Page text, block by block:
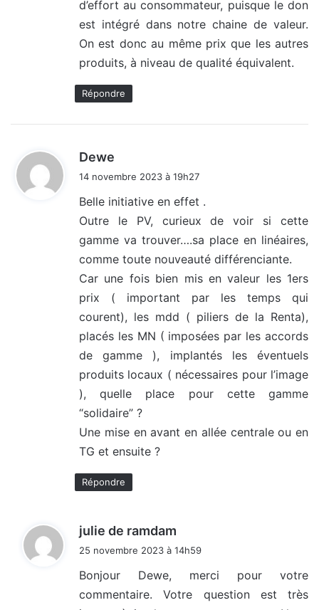
d’effort au consommateur, puisque le don
est intégré dans notre chaine de valeur.
On est donc au même prix que les autres
produits, à niveau de qualité équivalent.
Répondre
Dewe
14 novembre 2023 à 19h27
Belle initiative en effet .
Outre le PV, curieux de voir si cette
gamme va trouver….sa place en linéaires,
comme toute nouveauté différenciante.
Car une fois bien mis en valeur les 1ers
prix ( important par les temps qui
courent), les mdd ( piliers de la Renta),
placés les MN ( imposées par les accords
de gamme ), implantés les éventuels
produits locaux ( nécessaires pour l’image
), quelle place pour cette gamme
“solidaire” ?
Une mise en avant en allée centrale ou en
TG et ensuite ?
Répondre
julie de ramdam
:
25 novembre 2023 à 14h59
Bonjour Dewe, merci pour votre
commentaire. Votre question est très